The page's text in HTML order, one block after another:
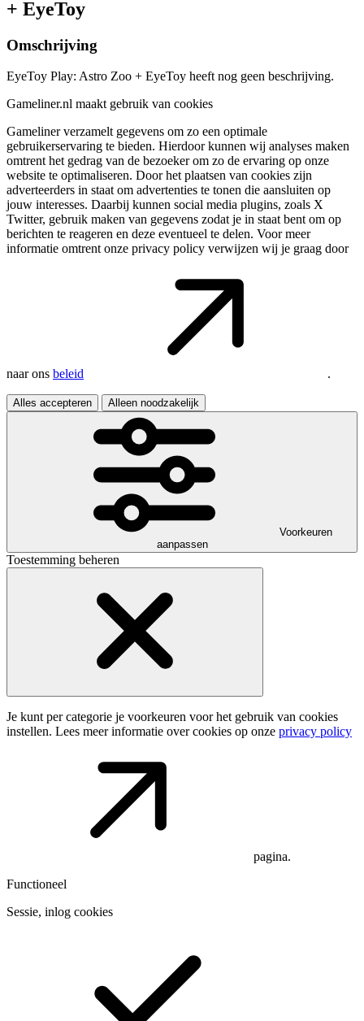
+ EyeToy
Omschrijving
EyeToy Play: Astro Zoo + EyeToy heeft nog geen beschrijving.
Gameliner.nl maakt gebruik van cookies
Gameliner verzamelt gegevens om zo een optimale
gebruikerservaring te bieden. Hierdoor kunnen wij analyses maken
omtrent het gedrag van de bezoeker om zo de ervaring op onze
website te optimaliseren. Door het plaatsen van cookies zijn
adverteerders in staat om advertenties te tonen die aansluiten op
jouw interesses. Daarbij kunnen social media plugins, zoals X
Twitter, gebruik maken van gegevens zodat je in staat bent om op
berichten te reageren en deze eventueel te delen. Voor meer
informatie omtrent onze privacy policy verwijzen wij je graag door
naar ons beleid .
Alles accepteren Alleen noodzakelijk
Voorkeuren
aanpassen
Toestemming beheren
Je kunt per categorie je voorkeuren voor het gebruik van cookies
instellen. Lees meer informatie over cookies op onze privacy policy
pagina.
Functioneel
Sessie, inlog cookies